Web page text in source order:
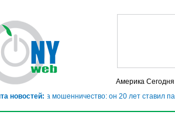
Америка
новостей:
10 лет за мошенничество: он 20 лет ставил